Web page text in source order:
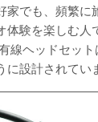
家でも、頻繁に
体験を楽しむ人
線ヘッドセッ
設計されてい